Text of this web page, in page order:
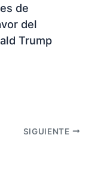
de
del
Trump
SIGUIENTE